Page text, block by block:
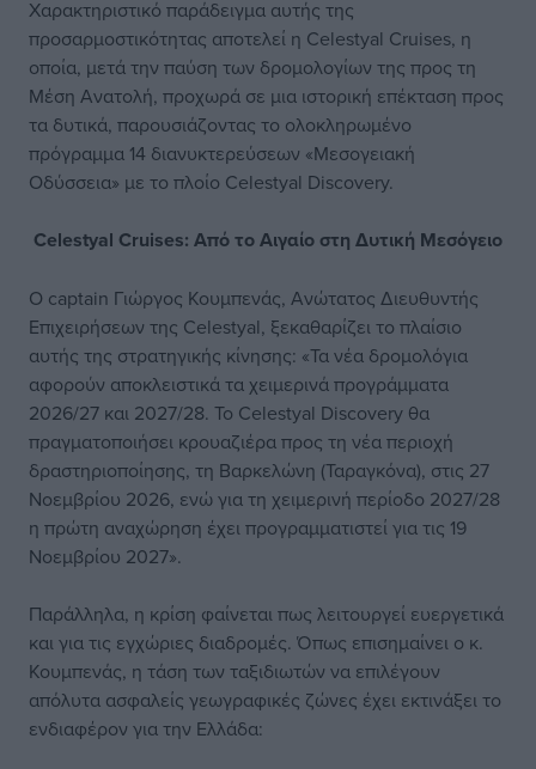
Χαρακτηριστικό παράδειγμα αυτής της
προσαρμοστικότητας αποτελεί η Celestyal Cruises, η
οποία, μετά την παύση των δρομολογίων της προς τη
Μέση Ανατολή, προχωρά σε μια ιστορική επέκταση προς
τα δυτικά, παρουσιάζοντας το ολοκληρωμένο
πρόγραμμα 14 διανυκτερεύσεων «Μεσογειακή
Οδύσσεια» με το πλοίο Celestyal Discovery.
Celestyal Cruises: Από το Αιγαίο στη Δυτική Μεσόγειο
Ο captain Γιώργος Κουμπενάς, Ανώτατος Διευθυντής
Επιχειρήσεων της Celestyal, ξεκαθαρίζει το πλαίσιο
αυτής της στρατηγικής κίνησης: «Τα νέα δρομολόγια
αφορούν αποκλειστικά τα χειμερινά προγράμματα
2026/27 και 2027/28. Το Celestyal Discovery θα
πραγματοποιήσει κρουαζιέρα προς τη νέα περιοχή
δραστηριοποίησης, τη Βαρκελώνη (Ταραγκόνα), στις 27
Νοεμβρίου 2026, ενώ για τη χειμερινή περίοδο 2027/28
η πρώτη αναχώρηση έχει προγραμματιστεί για τις 19
Νοεμβρίου 2027».
Παράλληλα, η κρίση φαίνεται πως λειτουργεί ευεργετικά
και για τις εγχώριες διαδρομές. Όπως επισημαίνει ο κ.
Κουμπενάς, η τάση των ταξιδιωτών να επιλέγουν
απόλυτα ασφαλείς γεωγραφικές ζώνες έχει εκτινάξει το
ενδιαφέρον για την Ελλάδα: